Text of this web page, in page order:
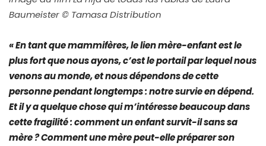
Baumeister © Tamasa Distribution
« En tant que mammifères, le lien mère-enfant est le
plus fort que nous ayons, c’est le portail par lequel nous
venons au monde, et nous dépendons de cette
personne pendant longtemps : notre survie en dépend.
Et il y a quelque chose qui m’intéresse beaucoup dans
cette fragilité : comment un enfant survit-il sans sa
mère ? Comment une mère peut-elle préparer son